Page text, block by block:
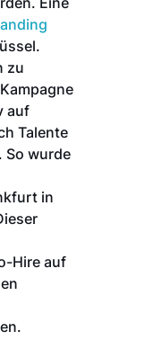
zu
auf
Talente
So wurde
in
Hire auf